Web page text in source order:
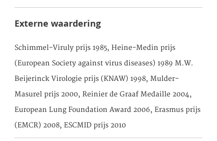
Externe waardering
Schimmel-Viruly prijs 1985, Heine-Medin prijs
(European Society against virus diseases) 1989 M.W.
Beijerinck Virologie prijs (KNAW) 1998, Mulder-
Masurel prijs 2000, Reinier de Graaf Medaille 2004,
European Lung Foundation Award 2006, Erasmus prijs
(EMCR) 2008, ESCMID prijs 2010